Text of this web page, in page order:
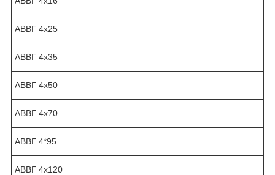
АВВГ 4х25
АВВГ 4х35
АВВГ 4х50
АВВГ 4х70
АВВГ 4*95
АВВГ 4х120